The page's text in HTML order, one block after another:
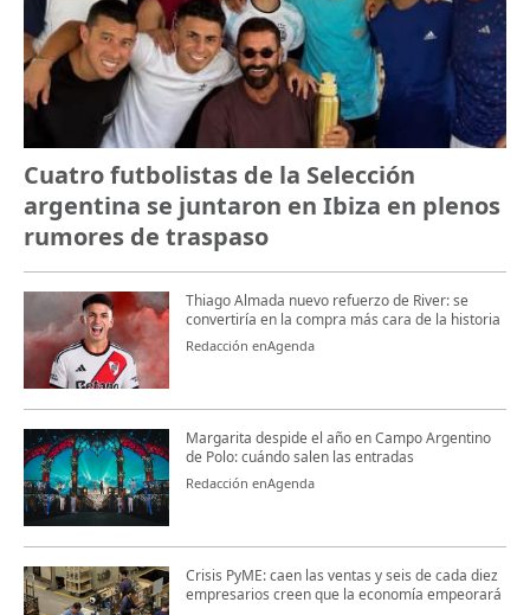
Cuatro futbolistas de la Selección
argentina se juntaron en Ibiza en plenos
rumores de traspaso
Thiago Almada nuevo refuerzo de River: se
convertiría en la compra más cara de la historia
Redacción enAgenda
Margarita despide el año en Campo Argentino
de Polo: cuándo salen las entradas
Redacción enAgenda
Crisis PyME: caen las ventas y seis de cada diez
empresarios creen que la economía empeorará